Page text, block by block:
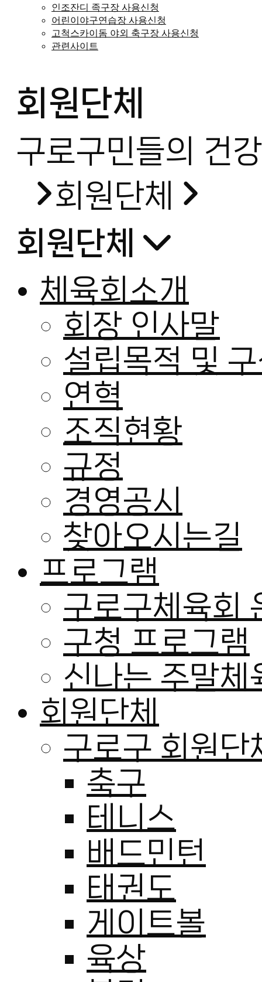
인조잔디 족구장 사용신청
어린이야구연습장 사용신청
고척스카이돔 야외 축구장 사용신청
관련사이트
회원단체
구로구민들의 건
회원단체
회원단체
체육회소개
회장 인사말
설립목적 및
연혁
조직현황
규정
경영공시
찾아오시는길
프로그램
구로구체육회
구청 프로그램
신나는 주말체
회원단체
구로구 회원단
축구
테니스
배드민턴
태권도
게이트볼
육상